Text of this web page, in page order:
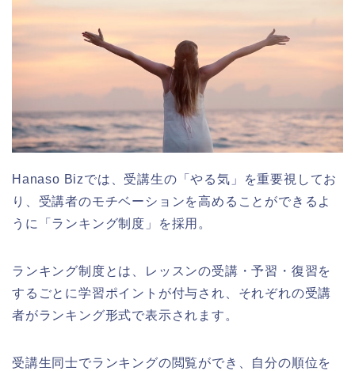
Hanaso Bizでは、受講生の「やる気」を重要視してお
り、受講者のモチベーションを高めることができるよ
うに「ランキング制度」を採用。
ランキング制度とは、レッスンの受講・予習・復習を
するごとに学習ポイントが付与され、それぞれの受講
者がランキング形式で表示されます。
受講生同士でランキングの閲覧ができ、自分の順位を